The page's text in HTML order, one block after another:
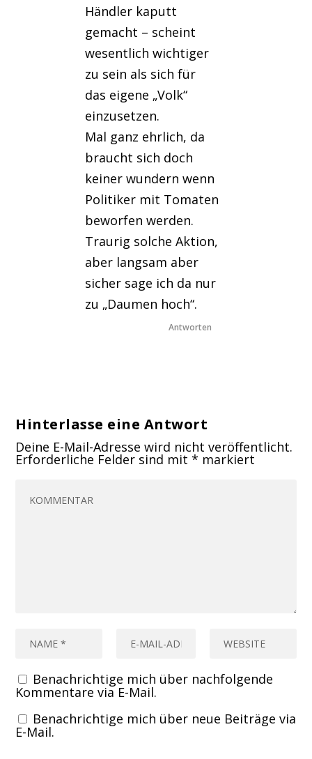
Händler kaputt
gemacht – scheint
wesentlich wichtiger
zu sein als sich für
das eigene „Volk“
einzusetzen.
Mal ganz ehrlich, da
braucht sich doch
keiner wundern wenn
Politiker mit Tomaten
beworfen werden.
Traurig solche Aktion,
aber langsam aber
sicher sage ich da nur
zu „Daumen hoch“.
Antworten
Hinterlasse eine Antwort
Deine E-Mail-Adresse wird nicht veröffentlicht.
Erforderliche Felder sind mit* markiert
Benachrichtige mich über nachfolgende
Kommentare via E-Mail.
Benachrichtige mich über neue Beiträge via
E-Mail.